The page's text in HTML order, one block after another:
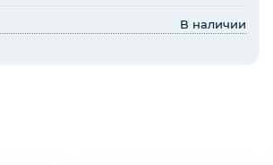
В наличии